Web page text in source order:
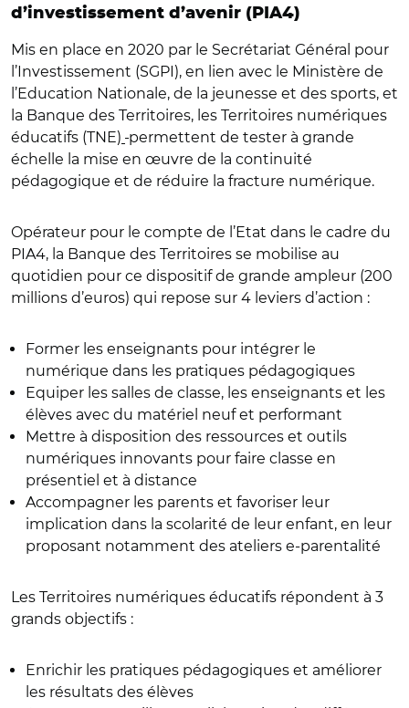
d’investissement d’avenir (PIA4)
Mis en place en 2020 par le Secrétariat Général pour
l’Investissement (SGPI), en lien avec le Ministère de
l’Education Nationale, de la jeunesse et des sports, et
la Banque des Territoires, les Territoires numériques
éducatifs (TNE) permettent de tester à grande
échelle la mise en œuvre de la continuité
pédagogique et de réduire la fracture numérique.
Opérateur pour le compte de l’Etat dans le cadre du
PIA4, la Banque des Territoires se mobilise au
quotidien pour ce dispositif de grande ampleur (200
millions d’euros) qui repose sur 4 leviers d’action :
Former les enseignants pour intégrer le
numérique dans les pratiques pédagogiques
Equiper les salles de classe, les enseignants et les
élèves avec du matériel neuf et performant
Mettre à disposition des ressources et outils
numériques innovants pour faire classe en
présentiel et à distance
Accompagner les parents et favoriser leur
implication dans la scolarité de leur enfant, en leur
proposant notamment des ateliers e-parentalité
Les Territoires numériques éducatifs répondent à 3
grands objectifs :
Enrichir les pratiques pédagogiques et améliorer
les résultats des élèves